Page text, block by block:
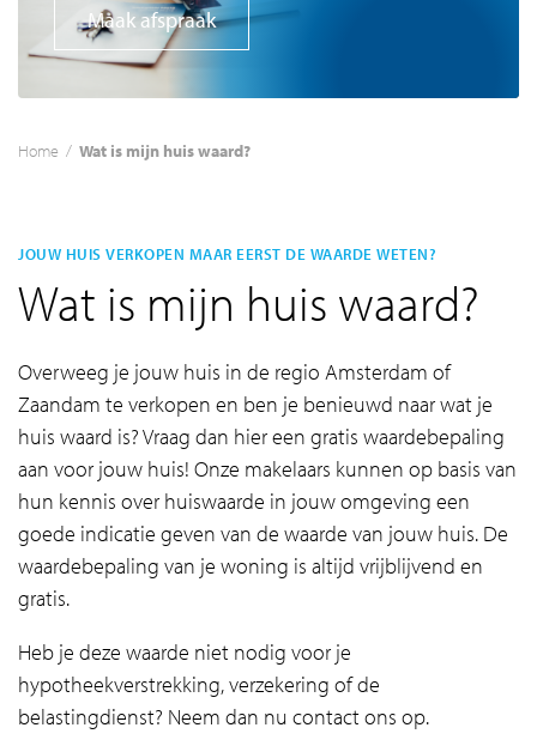
Maak afspraak
Home / Wat is mijn huis waard?
JOUW HUIS VERKOPEN MAAR EERST DE WAARDE WETEN?
Wat is mijn huis waard?
Overweeg je jouw huis in de regio Amsterdam of
Zaandam te verkopen en ben je benieuwd naar wat je
huis waard is? Vraag dan hier een gratis waardebepaling
aan voor jouw huis! Onze makelaars kunnen op basis van
hun kennis over huiswaarde in jouw omgeving een
goede indicatie geven van de waarde van jouw huis. De
waardebepaling van je woning is altijd vrijblijvend en
gratis.
Heb je deze waarde niet nodig voor je
hypotheekverstrekking, verzekering of de
belastingdienst? Neem dan nu contact ons op.